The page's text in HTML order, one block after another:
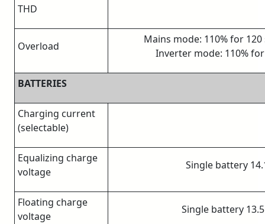
THD
Overload
Mains mode: 110% for
Inverter mode: 110%
BATTERIES
Charging current
(selectable)
Equalizing charge
voltage
Single battery
Floating charge
voltage
Single battery